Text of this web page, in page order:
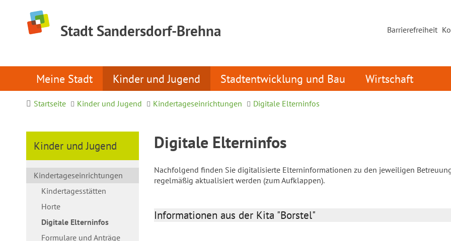
Stadt Sandersdorf-Brehna Barrierefreiheit
Meine Stadt Kinder und Jugend Stadtentwicklung und Bau Wirtschaft
Startseite Kinder und Jugend Kindertageseinrichtungen Digitale Elterninfos
Kinder und Jugend
Kindertageseinrichtungen
Kindertagesstätten
Horte
Digitale Elterninfos
Formulare und Anträge
Digitale Elterninfos
Nachfolgend finden Sie digitalisierte Elterninformationen zu den jeweiligen
regelmäßig aktualisiert werden (zum Aufklappen).
Informationen aus der Kita "Borstel"